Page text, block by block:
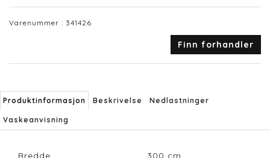
Varenummer : 341426
Finn forhandler
Produktinformasjon Beskrivelse Nedlastninger
Vaskeanvisning
Bredde 300 cm